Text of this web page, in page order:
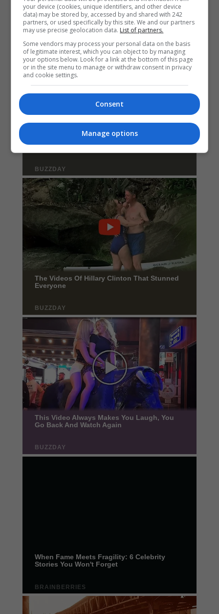
your device (cookies, unique identifiers, and other device
data) may be stored by, accessed by and shared with 242
partners, or used specifically by this site. We and our partners
may use precise geolocation data. List of partners.
Some vendors may process your personal data on the basis
of legitimate interest, which you can object to by managing
your options below. Look for a link at the bottom of this page
or in the site menu to manage or withdraw consent in privacy
and cookie settings.
Consent
Manage options